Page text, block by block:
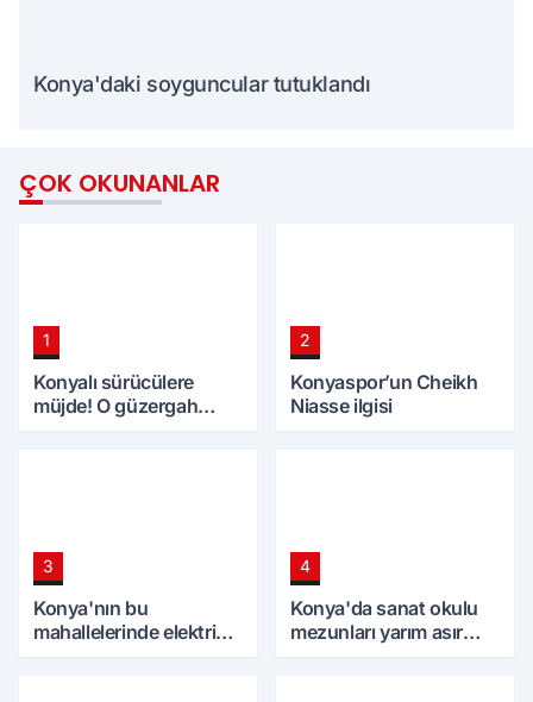
Konya'daki soyguncular tutuklandı
ÇOK OKUNANLAR
1
Konyalı sürücülere
müjde! O güzergah
2
Konyaspor’un Cheikh
Niasse ilgisi
3
Konya'nın bu
mahallelerinde elektrik
4
Konya'da sanat okulu
mezunları yarım asır